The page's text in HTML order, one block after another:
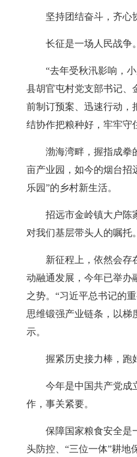
坚持团结奋斗，齐心
长征是一场人民战争
“去年受秋汛影响，
县胡官屯村党支部书记、
前制订预案、迅速行动，
结协作把粮种好，牢牢守
渤海湾畔，握指成拳
亩产业园，如今的烟台招
乐园”的乡村新生活。
招远市金岭镇大户陈
对我们基层带头人的嘱托
新征程上，依然会存
动融通发展，今年已举办
之势。“习近平总书记的
思维锻强产业链条，以梯
示。
握紧历史接力棒，跑
今年是中国共产党成
作，事关紧要。
保障国家粮食安全是
头防控、“三位一体”耕地